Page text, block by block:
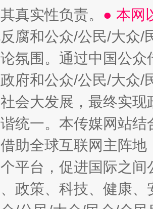
真实性负责。 ● 本网
反腐和公众/公民/大众
氛围。通过中国公
府和公众/公民/大众
会大发展，最终实
统一。本传媒网站
助全球互联网主阵
平台，促进国际之
政策、科技、健康